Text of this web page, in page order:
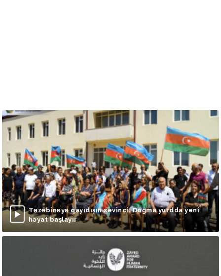
Təzəbinəyə qayıdışın sevinci: Doğma yurdda yeni
həyat başlayır